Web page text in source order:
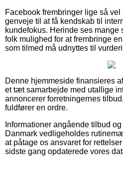
Facebook frembringer lige så
genveje til at få kendskab til
kundefokus. Herinde ses mange
folk mulighed for at frembringe
som tilmed må udnyttes til
Denne hjemmeside finansieres
et tæt samarbejde med utallige
annoncerer forretningernes
fuldfører en ordre.
Informationer angående tilbud
Danmark vedligeholdes
at påtage os ansvaret for
sidste gang opdaterede vores